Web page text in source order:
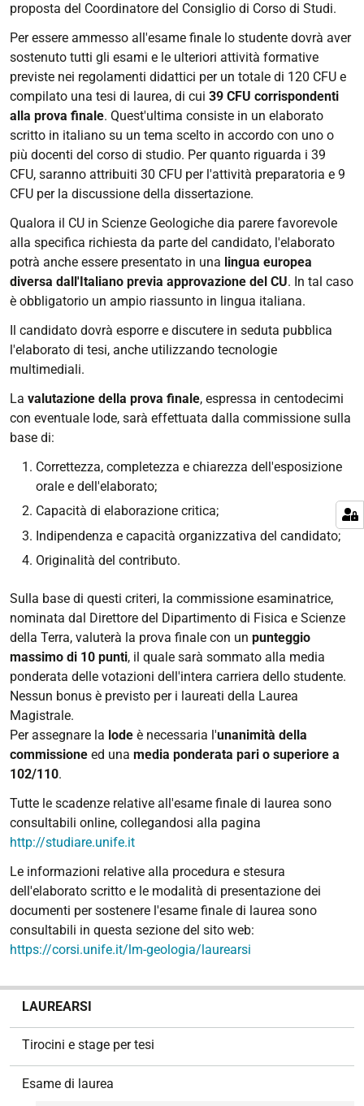
proposta del Coordinatore del Consiglio di Corso di Studi.
Per essere ammesso all'esame finale lo studente dovrà aver
sostenuto tutti gli esami e le ulteriori attività formative
previste nei regolamenti didattici per un totale di 120 CFU e
compilato una tesi di laurea, di cui 39 CFU corrispondenti
alla prova finale. Quest'ultima consiste in un elaborato
scritto in italiano su un tema scelto in accordo con uno o
più docenti del corso di studio. Per quanto riguarda i 39
CFU, saranno attribuiti 30 CFU per l'attività preparatoria e 9
CFU per la discussione della dissertazione.
Qualora il CU in Scienze Geologiche dia parere favorevole
alla specifica richiesta da parte del candidato, l'elaborato
potrà anche essere presentato in una lingua europea
diversa dall'Italiano previa approvazione del CU. In tal caso
è obbligatorio un ampio riassunto in lingua italiana.
Il candidato dovrà esporre e discutere in seduta pubblica
l'elaborato di tesi, anche utilizzando tecnologie
multimediali.
La valutazione della prova finale, espressa in centodecimi
con eventuale lode, sarà effettuata dalla commissione sulla
base di:
Correttezza, completezza e chiarezza dell'esposizione
orale e dell'elaborato;
Capacità di elaborazione critica;
Indipendenza e capacità organizzativa del candidato;
Originalità del contributo.
Sulla base di questi criteri, la commissione esaminatrice,
nominata dal Direttore del Dipartimento di Fisica e Scienze
della Terra, valuterà la prova finale con un punteggio
massimo di 10 punti, il quale sarà sommato alla media
ponderata delle votazioni dell'intera carriera dello studente.
Nessun bonus è previsto per i laureati della Laurea
Magistrale.
Per assegnare la lode è necessaria l'unanimità della
commissione ed una media ponderata pari o superiore a
102/110.
Tutte le scadenze relative all'esame finale di laurea sono
consultabili online, collegandosi alla pagina
http://studiare.unife.it
Le informazioni relative alla procedura e stesura
dell'elaborato scritto e le modalità di presentazione dei
documenti per sostenere l'esame finale di laurea sono
consultabili in questa sezione del sito web:
https://corsi.unife.it/lm-geologia/laurearsi
LAUREARSI
Tirocini e stage per tesi
Esame di laurea